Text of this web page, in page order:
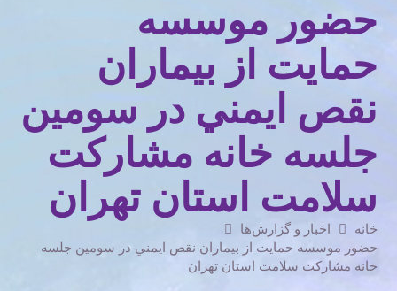
حضور موسسه
حمايت از بيماران
نقص ايمني در سومين
جلسه خانه مشاركت
سلامت استان تهران
خانه
اخبار و گزارش‌ها
حضور موسسه حمايت از بيماران نقص ايمني در سومين جلسه
خانه مشاركت سلامت استان تهران